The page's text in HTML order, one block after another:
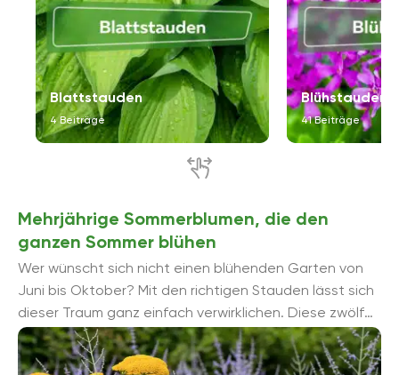
Blattstauden
4 Beiträge
Blühstauden
41 Beiträge
Mehrjährige Sommerblumen, die den
ganzen Sommer blühen
Wer wünscht sich nicht einen blühenden Garten von
Juni bis Oktober? Mit den richtigen Stauden lässt sich
dieser Traum ganz einfach verwirklichen. Diese zwölf
mehrjährigen ...